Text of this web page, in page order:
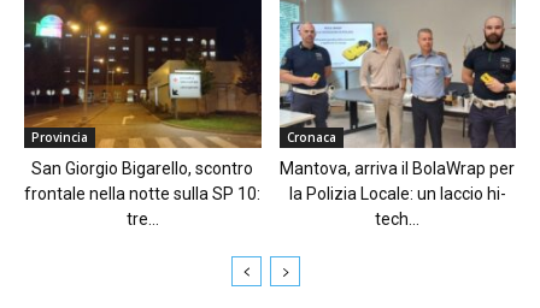
Provincia
San Giorgio Bigarello, scontro
frontale nella notte sulla SP 10:
tre...
Cronaca
Mantova, arriva il BolaWrap per
la Polizia Locale: un laccio hi-
tech...